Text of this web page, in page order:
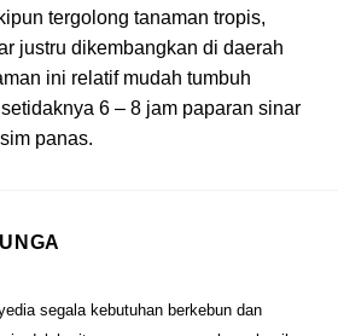
tergolong tanaman tropis,
justru dikembangkan di daerah
ini relatif mudah tumbuh
6 – 8 jam paparan sinar
panas.
segala kebutuhan berkebun dan